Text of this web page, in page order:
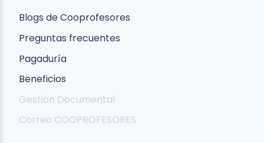
Blogs de Cooprofesores
Preguntas frecuentes
Pagaduría
Beneficios
Gestión Documental
Correo COOPROFESORES